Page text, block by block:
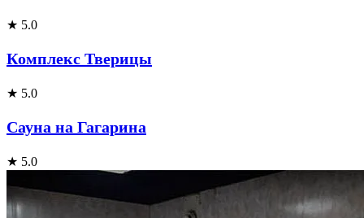
★ 5.0
Комплекс Тверицы
★ 5.0
Сауна на Гагарина
★ 5.0